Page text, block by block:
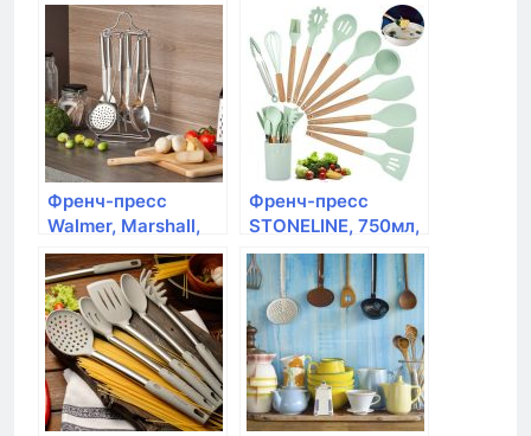
Френч-пресс
Walmer, Marshall,
800мл
Френч-пресс
STONELINE, 750мл,
желтый